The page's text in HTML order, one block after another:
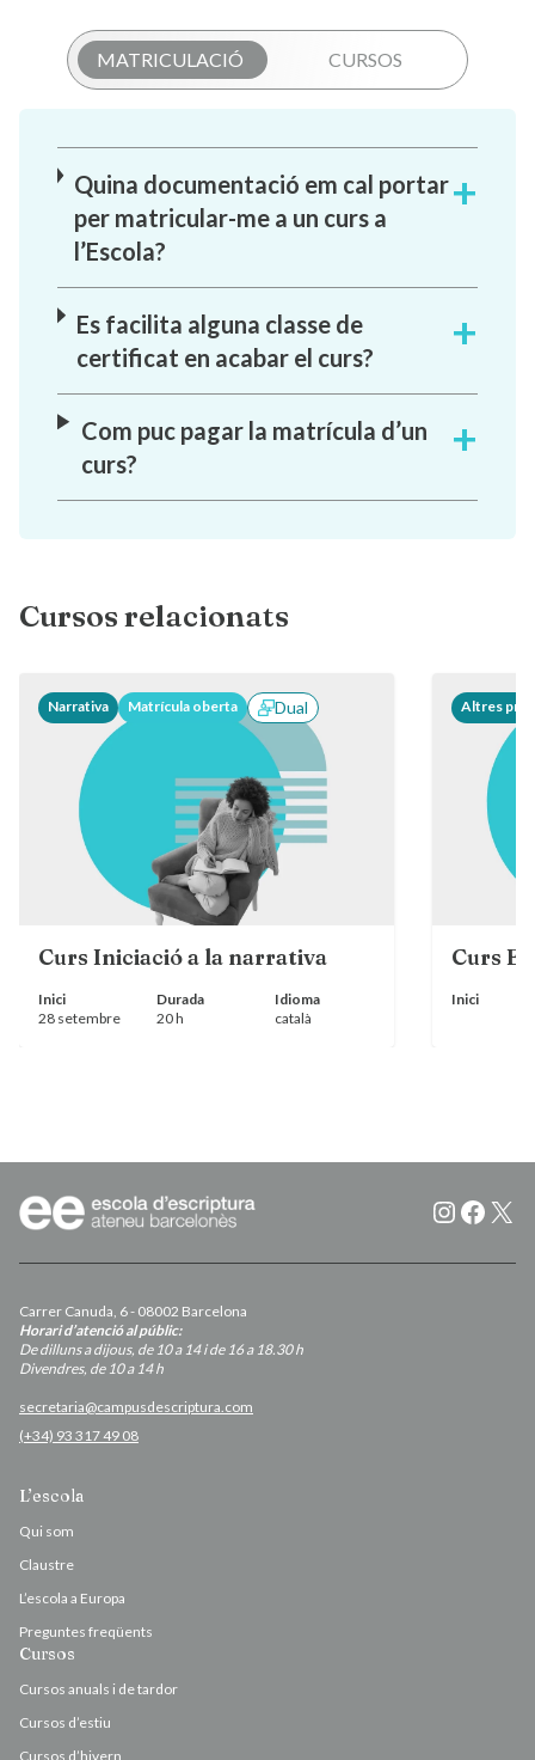
MATRICULACIÓ CURSOS
Quina documentació em cal portar
per matricular-me a un curs a
l’Escola?
Es facilita alguna classe de
certificat en acabar el curs?
Com puc pagar la matrícula d’un
curs?
Cursos relacionats
Narrativa Matrícula oberta Dual
Curs Iniciació a la narrativa
Inici
28 setembre
Durada
20 h
Idioma
català
Altres
Curs
Inici
X
Carrer Canuda, 6 - 08002 Barcelona
Horari d’atenció al públic:
De dilluns a dijous, de 10 a 14 i de 16 a 18.30 h
Divendres, de 10 a 14 h
secretaria@campusdescriptura.com
(+34) 93 317 49 08
L’escola
Qui som
Claustre
L’escola a Europa
Preguntes freqüents
Cursos
Cursos anuals i de tardor
Cursos d’estiu
Cursos d’hivern